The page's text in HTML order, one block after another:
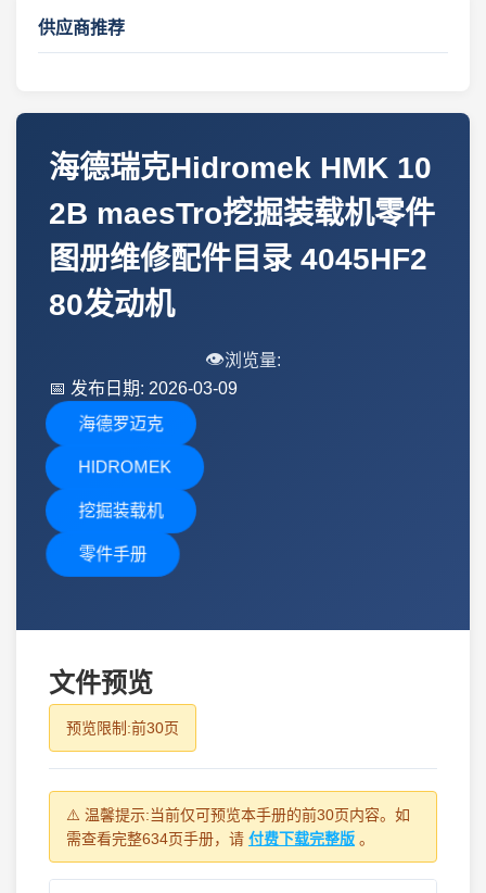
供应商推荐
海德瑞克Hidromek HMK 10
2B maesTro挖掘装载机零件
图册维修配件目录 4045HF2
80发动机
👁️浏览量:
📅 发布日期: 2026-03-09
海德罗迈克
HIDROMEK
挖掘装载机
零件手册
文件预览
预览限制:前30页
⚠️ 温馨提示:当前仅可预览本手册的前30页内容。如
需查看完整634页手册，请 付费下载完整版 。